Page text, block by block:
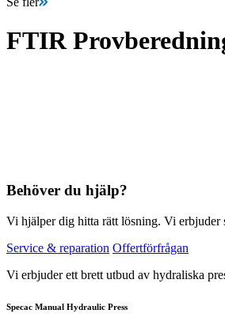
FTIR
Behöver du hjälp?
Vi hjälper dig hitta rätt lösning. Vi erbjuder
Service & reparation Offertförfrågan
Vi erbjuder ett brett utbud av hydraliska
Specac Manual Hydraulic Press